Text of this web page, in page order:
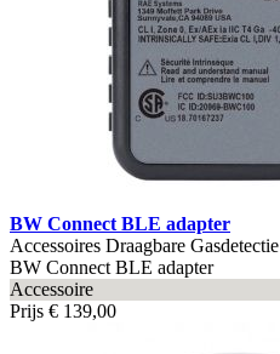
BW Connect BLE adapter
Accessoires Draagbare Gasdetectie
BW Connect BLE adapter
Accessoire
Prijs € 139,00